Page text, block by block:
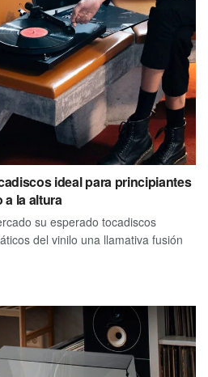
ideal para principiantes
la altura
su esperado tocadiscos
del vinilo una llamativa fusión